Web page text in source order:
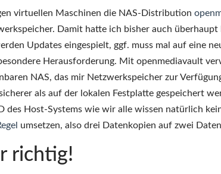
virtuellen Maschinen die NAS-Distribution
Damit hatte ich bisher auch
Updates eingespielt, ggf. muss mal auf eine
Herausforderung. Mit openmediavault
NAS, das mir Netzwerkspeicher zur
als auf der lokalen Festplatte gespeichert
des Host-Systems wie wir alle wissen natürlich
umsetzen, also drei Datenkopien auf zwei
richtig!